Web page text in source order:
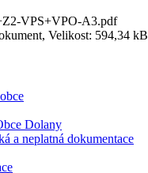
VPS+VPO-A3.pdf
Velikost: 594,34 kB
Dolany
a neplatná dokumentace